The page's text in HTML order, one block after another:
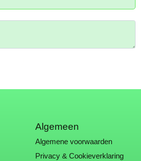
Algemeen
Algemene voorwaarden
Privacy & Cookieverklaring